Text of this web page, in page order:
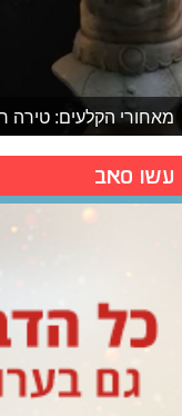
מאחורי הקלעים: טירה
עשו סאב